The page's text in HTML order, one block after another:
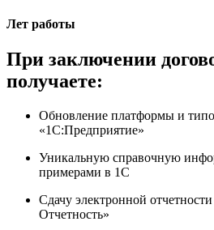
Лет работы
При заключении
получаете:
Обновление платформы и
«1С:Предприятие»
Уникальную справочную
примерами в 1С
Сдачу электронной
Отчетность»